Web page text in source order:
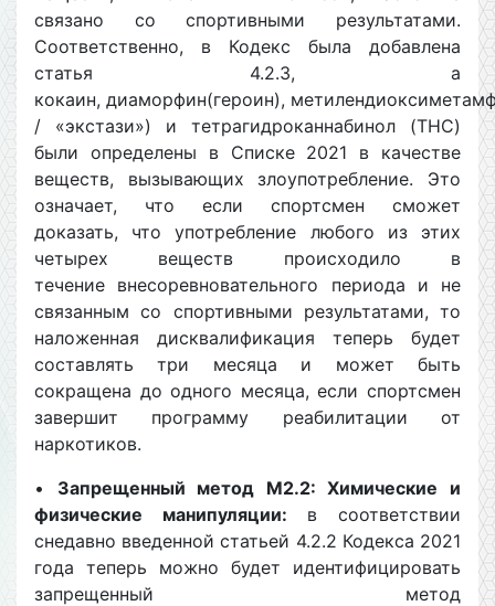
связано со спортивными результатами.
Соответственно, в Кодекс была добавлена
статья 4.2.3, а
кокаин, диаморфин(героин),
/ «экстази») и тетрагидроканнабинол (THC)
были определены в Списке 2021 в качестве
веществ, вызывающих злоупотребление. Это
означает, что если спортсмен сможет
доказать, что употребление любого из этих
четырех веществ происходило в
течение внесоревновательного периода и не
связанным со спортивными результатами, то
наложенная дисквалификация теперь будет
составлять три месяца и может быть
сокращена до одного месяца, если спортсмен
завершит программу реабилитации от
наркотиков.
• Запрещенный метод М2.2: Химические и
физические манипуляции: в соответствии
снедавно введенной статьей 4.2.2 Кодекса 2021
года теперь можно будет идентифицировать
запрещенный метод